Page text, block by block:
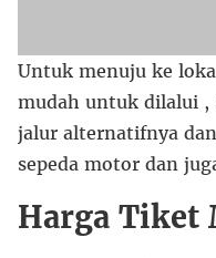
Untuk menuju ke
mudah untuk dilalui ,
jalur alternatifnya
sepeda motor dan
Harga Tiket